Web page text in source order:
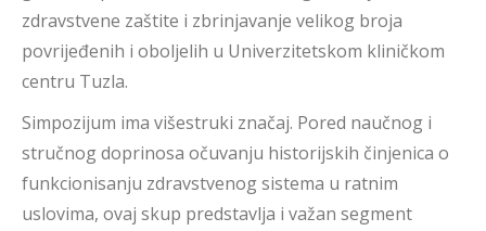
zdravstvene zaštite i zbrinjavanje velikog broja
povrijeđenih i oboljelih u Univerzitetskom kliničkom
centru Tuzla.
Simpozijum ima višestruki značaj. Pored naučnog i
stručnog doprinosa očuvanju historijskih činjenica o
funkcionisanju zdravstvenog sistema u ratnim
uslovima, ovaj skup predstavlja i važan segment